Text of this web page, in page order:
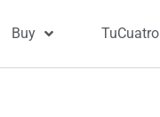
Buy TuCuatro